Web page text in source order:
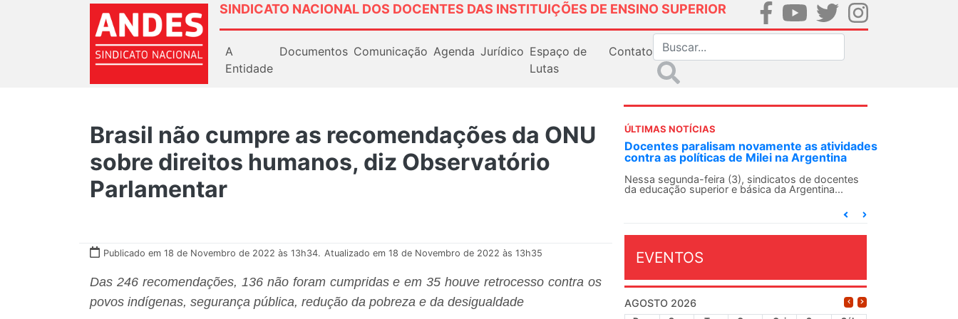
SINDICATO NACIONAL DOS DOCENTES DAS INSTITUIÇÕES DE ENSINO SUPERIOR
A
Entidade
Documentos Comunicação Agenda Jurídico Espaço de
Lutas
Contato
Brasil não cumpre as recomendações da ONU
sobre direitos humanos, diz Observatório
Parlamentar
Publicado em 18 de Novembro de 2022 às 13h34. Atualizado em 18 de Novembro de 2022 às 13h35
Das 246 recomendações, 136 não foram cumpridas e em 35 houve retrocesso contra os
povos indígenas, segurança pública, redução da pobreza e da desigualdade
ÚLTIMAS NOTÍCIAS
ANDES-SN convoca docentes para Dia de
Solidariedade Internacionalista com Cuba em
13 de agosto
O ANDES-SN conclama suas seções sindicais e o
EVENTOS